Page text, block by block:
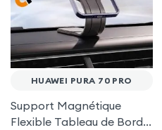
HUAWEI PURA 70 PRO
Support Magnétique
Flexible Tableau de Bord